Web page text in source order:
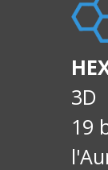
3D
19